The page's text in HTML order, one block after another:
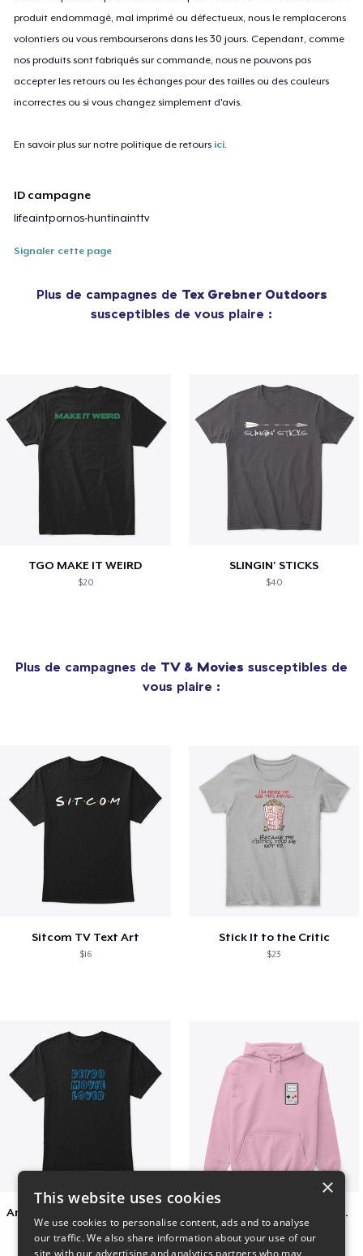
produit endommagé, mal imprimé ou défectueux, nous le remplacerons
volontiers ou vous rembourserons dans les 30 jours. Cependant, comme
nos produits sont fabriqués sur commande, nous ne pouvons pas
accepter les retours ou les échanges pour des tailles ou des couleurs
incorrectes ou si vous changez simplement d'avis.
En savoir plus sur notre politique de retours ici.
ID campagne
lifeaintpornos-huntinainttv
Signaler cette page
Plus de campagnes de Tex Grebner Outdoors
susceptibles de vous plaire :
TGO MAKE IT WEIRD
$20
SLINGIN' STICKS
$40
Plus de campagnes de TV & Movies susceptibles de
vous plaire :
Sitcom TV Text Art
$16
Stick It to the Critic
$23
Persian Cat watching Cats TV
×
This website uses cookies
We use cookies to personalise content, ads and to analyse
our traffic. We also share information about your use of our
site with our advertising and analytics partners who may